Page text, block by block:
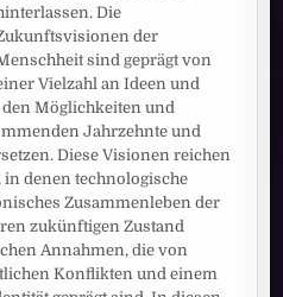
Die
der
sind geprägt von
Vielzahl an Ideen und
Möglichkeiten und
Jahrzehnte und
Diese Visionen reichen
denen technologische
Zusammenleben der
zukünftigen Zustand
Annahmen, die von
Konflikten und einem